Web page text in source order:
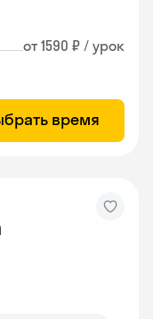
от 1590 ₽ / урок
время